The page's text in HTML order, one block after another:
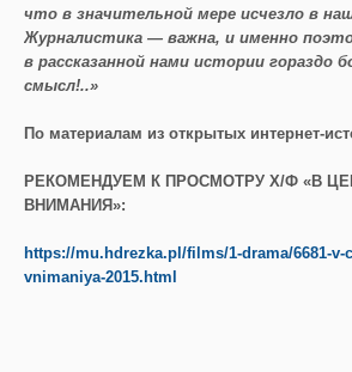
что в значительной мере исчезло в
Журналистика — важна, и именно поэ
в рассказанной нами истории гораздо
смысл!..»
По материалам из открытых интернет-
РЕКОМЕНДУЕМ К ПРОСМОТРУ Х/Ф «В
ВНИМАНИЯ»:
https://mu.hdrezka.pl/films/1-drama/6681-v-
vnimaniya-2015.html